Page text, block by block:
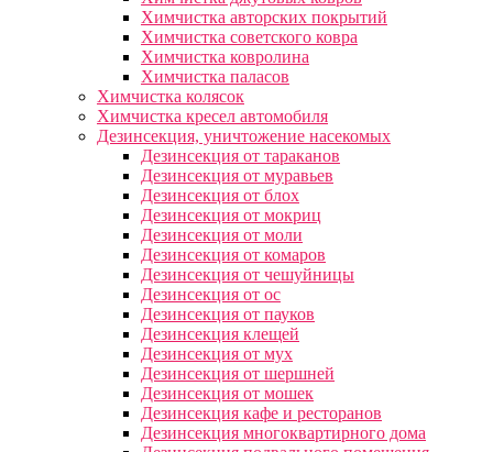
Химчистка авторских покрытий
Химчистка советского ковра
Химчистка ковролина
Химчистка паласов
Химчистка колясок
Химчистка кресел автомобиля
Дезинсекция, уничтожение насекомых
Дезинсекция от тараканов
Дезинсекция от муравьев
Дезинсекция от блох
Дезинсекция от мокриц
Дезинсекция от моли
Дезинсекция от комаров
Дезинсекция от чешуйницы
Дезинсекция от ос
Дезинсекция от пауков
Дезинсекция клещей
Дезинсекция от мух
Дезинсекция от шершней
Дезинсекция от мошек
Дезинсекция кафе и ресторанов
Дезинсекция многоквартирного дома